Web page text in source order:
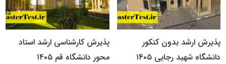
پذیرش ارشد بدون کنکور
دانشگاه شهید رجایی ۱۴۰۵
پذیرش کارشناسی ارشد استاد
محور دانشگاه قم ۱۴۰۵